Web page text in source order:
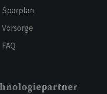
Sparplan
Vorsorge
FAQ